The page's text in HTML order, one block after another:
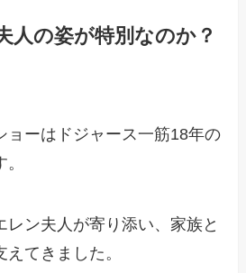
人の姿が特別なのか？
ョーはドジャース一筋18年の
レン夫人が寄り添い、家族と
てきました。